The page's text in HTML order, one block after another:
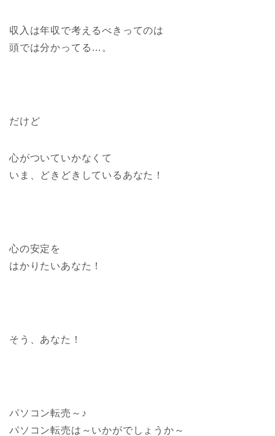
収入は年収で考えるべきってのは
頭では分かってる…。
だけど
心がついていかなくて
いま、どきどきしているあなた！
心の安定を
はかりたいあなた！
そう、あなた！
パソコン転売～♪
パソコン転売は～いかがでしょうか～